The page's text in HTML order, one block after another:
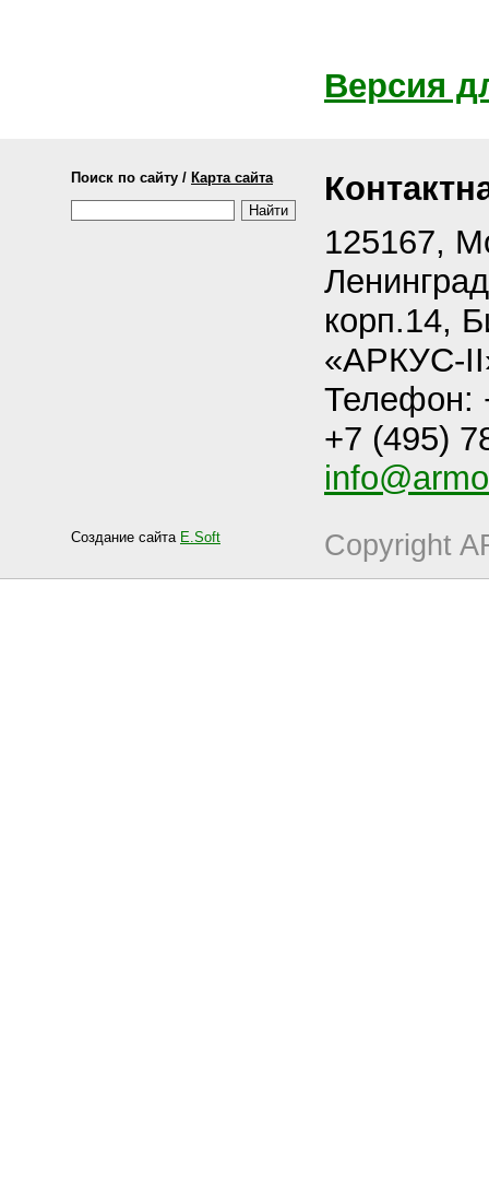
Версия
Поиск по сайту / Карта сайта
125167,
корп.14,
«АРКУС-
Телефон:
+7 (495)
Создание сайта E.Soft Copyright